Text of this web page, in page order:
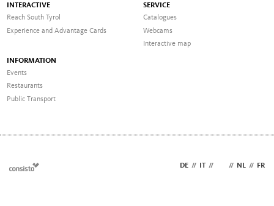
INTERACTIVE
Reach South Tyrol
Experience and Advantage Cards
SERVICE
Catalogues
Webcams
Interactive map
INFORMATION
Events
Restaurants
Public Transport
DE // IT // // NL // FR